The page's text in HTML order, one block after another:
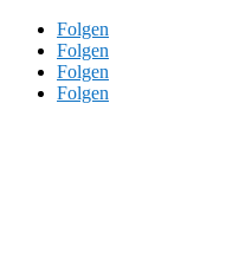
Folgen
Folgen
Folgen
Folgen